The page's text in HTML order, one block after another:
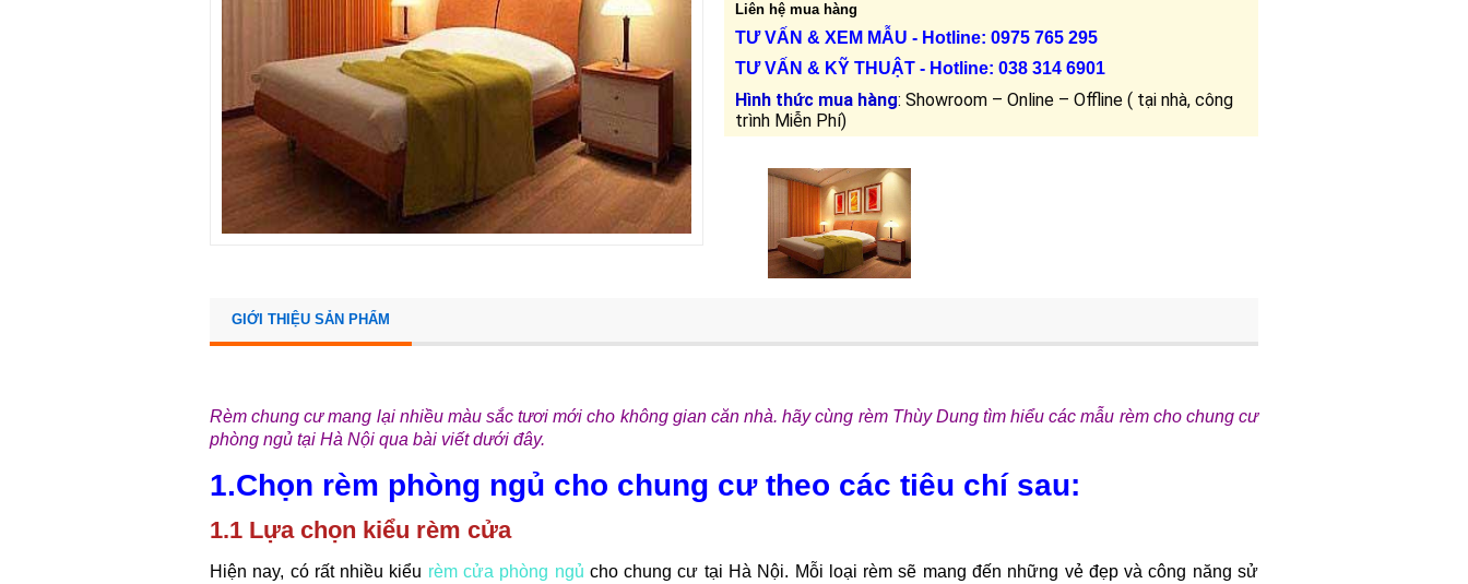
Liên hệ mua hàng
TƯ VẤN &XEM MẪU- Hotline: 0975 765 295
TƯ VẤN & KỸ THUẬT - Hotline: 038 314 6901
Hình thức mua hàng: Showroom – Online – Offline ( tại nhà, công
trình Miễn Phí)
GIỚI THIỆU SẢN PHẨM
Rèm chung cư mang lại nhiều màu sắc tươi mới cho không gian căn nhà. hãy cùng rèm Thùy Dung tìm hiểu các mẫu rèm cho chung cư
phòng ngủ tại Hà Nội qua bài viết dưới đây.
1.Chọn rèm phòng ngủ cho chung cư theo các tiêu chí sau:
1.1 Lựa chọn kiểu rèm cửa
Hiện nay, có rất nhiều kiểu rèm cửa phòng ngủ cho chung cư tại Hà Nội. Mỗi loại rèm sẽ mang đến những vẻ đẹp và công năng sử